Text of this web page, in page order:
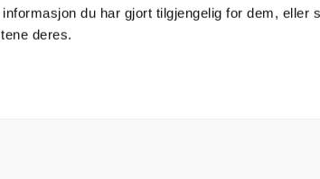
du har gjort tilgjengelig for dem, eller
deres.